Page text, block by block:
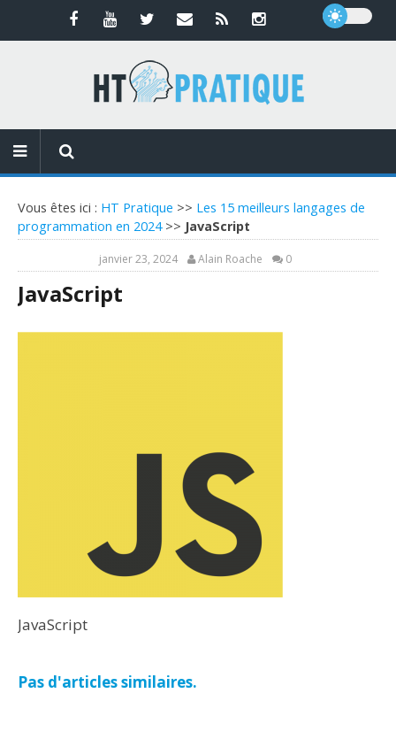
Vous êtes ici : HT Pratique >> Les 15 meilleurs langages de
programmation en 2024>> JavaScript
janvier 23, 2024 Alain Roache 0
JavaScript
JavaScript
Pas d'articles similaires.